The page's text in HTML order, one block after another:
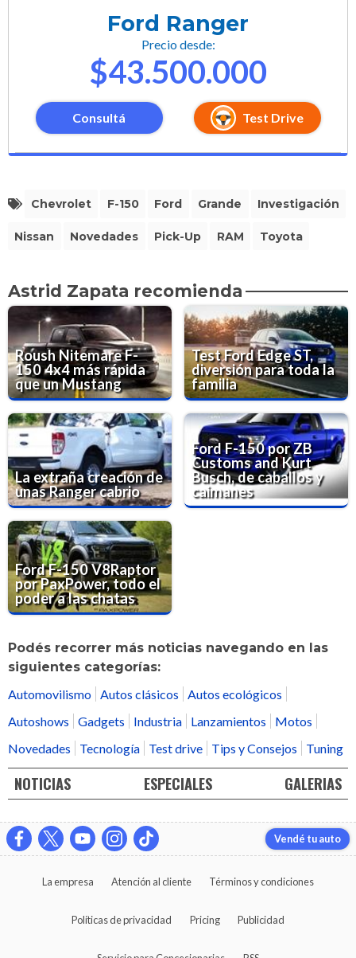
Ford Ranger
Precio desde:
$43.500.000
Consultá Test Drive
Chevrolet F-150 Ford Grande Investigación
Nissan Novedades Pick-Up RAM Toyota
Astrid Zapata recomienda
Roush Nitemare F-
150 4x4 más rápida
que un Mustang
Test Ford Edge ST,
diversión para toda la
familia
La extraña creación de
unas Ranger cabrio
Ford F-150 por ZB
Customs and Kurt
Busch, de caballos y
caimanes
Ford F-150 V8Raptor
por PaxPower, todo el
poder a las chatas
Podés recorrer más noticias navegando en las
siguientes categorías:
Automovilismo
Autos clásicos
Autos ecológicos
Autoshows
Gadgets Industria Lanzamientos
Motos
Novedades
Tecnología Test drive Tips y Consejos Tuning
NOTICIAS ESPECIALES GALERIAS
Vendé tu auto
La empresa Atención al cliente Términos y condiciones
Políticas de privacidad Pricing Publicidad